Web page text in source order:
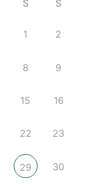
S S
1 2
8 9
15 16
22 23
29 30